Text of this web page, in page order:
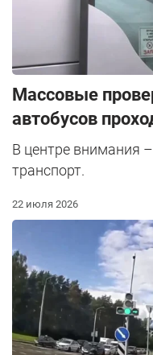
Массовые
автобусов
В центре внимания
транспорт.
22 июля 2026